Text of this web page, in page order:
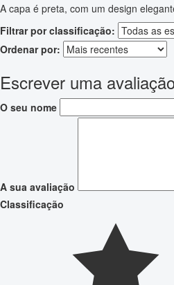
A capa é preta, com um design
Filtrar por classificação:
Ordenar por:
Escrever uma
O seu nome
A sua avaliação
Classificação